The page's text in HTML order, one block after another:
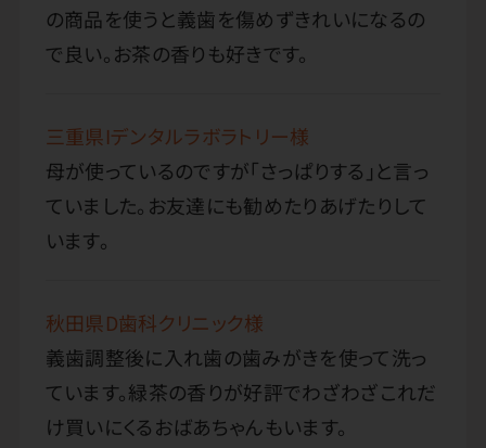
の商品を使うと義歯を傷めずきれいになるの
で良い。お茶の香りも好きです。
三重県Iデンタルラボラトリー様
母が使っているのですが「さっぱりする」と言っ
ていました。お友達にも勧めたりあげたりして
います。
秋田県D歯科クリニック様
義歯調整後に入れ歯の歯みがきを使って洗っ
ています。緑茶の香りが好評でわざわざこれだ
け買いにくるおばあちゃんもいます。